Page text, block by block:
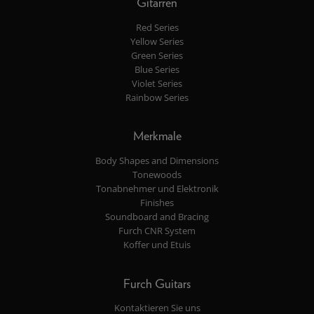
Gitarren
Red Series
Yellow Series
Green Series
Blue Series
Violet Series
Rainbow Series
Merkmale
Body Shapes and Dimensions
Tonewoods
Tonabnehmer und Elektronik
Finishes
Soundboard and Bracing
Furch CNR System
Koffer und Etuis
Furch Guitars
Kontaktieren Sie uns